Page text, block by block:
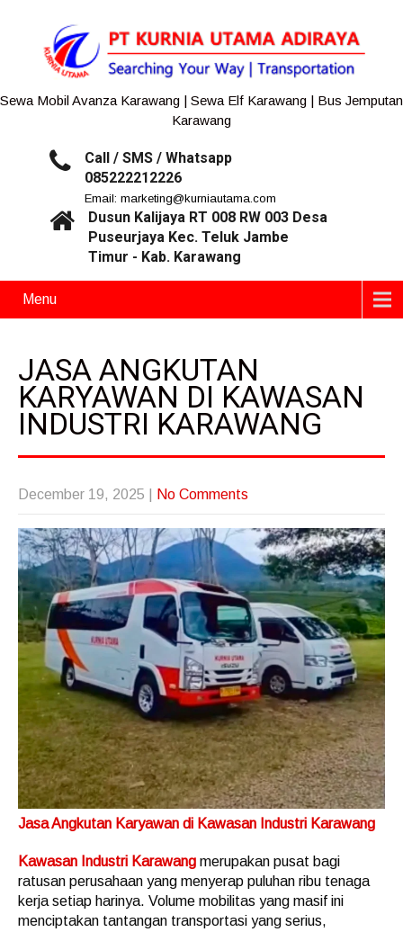
Sewa Mobil Avanza Karawang | Sewa Elf Karawang | Bus Jemputan
Karawang
Call / SMS / Whatsapp
085222212226
Email: marketing@kurniautama.com
Dusun Kalijaya RT 008 RW 003 Desa
Puseurjaya Kec. Teluk Jambe
Timur - Kab. Karawang
Menu
JASA ANGKUTAN
KARYAWAN DI KAWASAN
INDUSTRI KARAWANG
December 19, 2025 No Comments
Jasa Angkutan Karyawan di Kawasan Industri Karawang
Kawasan Industri Karawang merupakan pusat bagi
ratusan perusahaan yang menyerap puluhan ribu tenaga
kerja setiap harinya. Volume mobilitas yang masif ini
menciptakan tantangan transportasi yang serius,